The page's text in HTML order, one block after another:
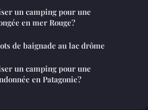
un camping pour une
en mer Rouge?
de baignade au lac drôme
un camping pour une
en Patagonie?